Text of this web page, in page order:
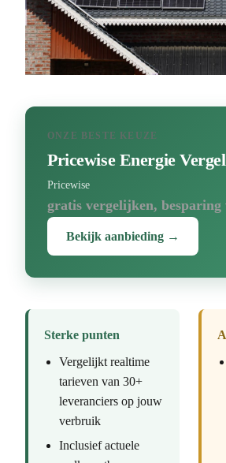
ONZE BESTE KEUZE
Pricewise Energie
Pricewise
gratis vergelijken,
Bekijk aanbieding →
Sterke punten
Vergelijkt realtime
tarieven van 30+
leveranciers op jouw
verbruik
Inclusief actuele